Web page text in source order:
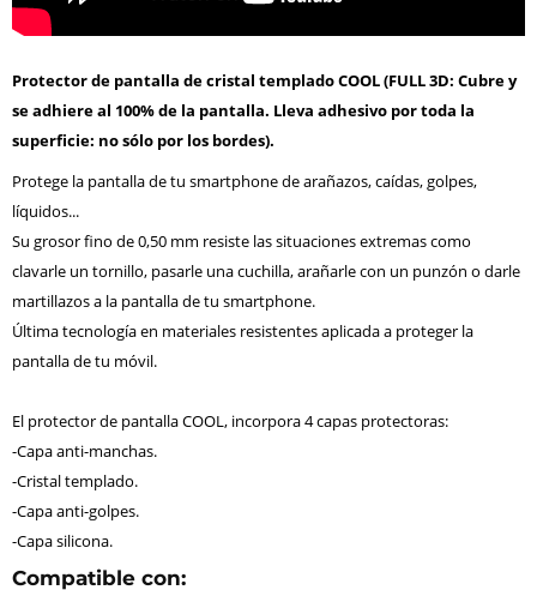
Protector de pantalla de cristal templado COOL (FULL 3D: Cubre y
se adhiere al 100% de la pantalla. Lleva adhesivo por toda la
superficie: no sólo por los bordes).
Protege la pantalla de tu smartphone de arañazos, caídas, golpes,
líquidos...
Su grosor fino de 0,50 mm resiste las situaciones extremas como
clavarle un tornillo, pasarle una cuchilla, arañarle con un punzón o darle
martillazos a la pantalla de tu smartphone.
Última tecnología en materiales resistentes aplicada a proteger la
pantalla de tu móvil.
El protector de pantalla COOL, incorpora 4 capas protectoras:
-Capa anti-manchas.
-Cristal templado.
-Capa anti-golpes.
-Capa silicona.
Compatible con: